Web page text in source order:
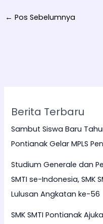
← Pos Sebelumnya
Berita Terbaru
Sambut Siswa Baru
Pontianak Gelar MPLS
Studium Generale dan
SMTI se-Indonesia, SMK
Lulusan Angkatan ke-56
SMK SMTI Pontianak